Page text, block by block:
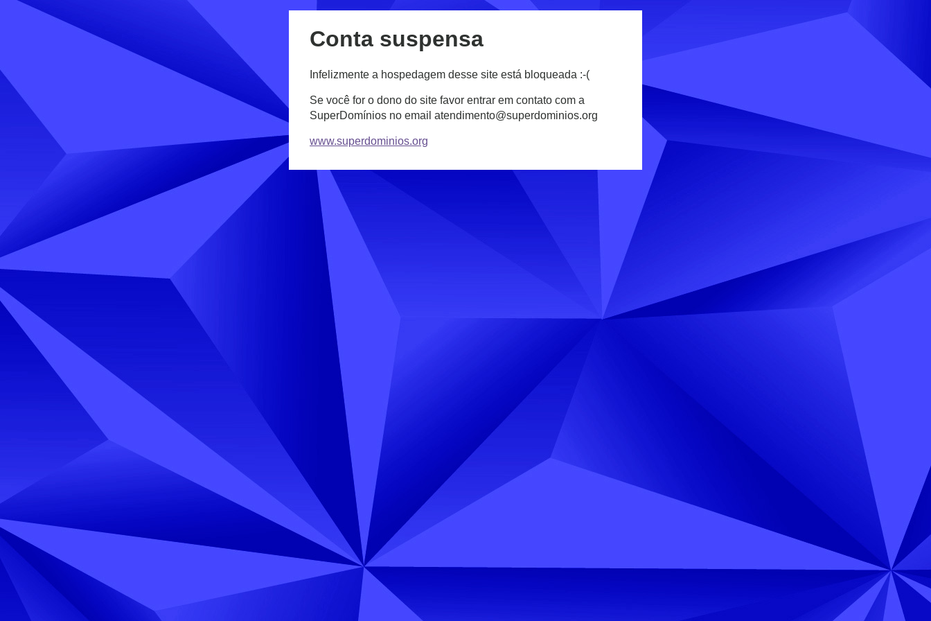
Conta suspensa
Infelizmente a hospedagem desse site está bloqueada :-(
Se você for o dono do site favor entrar em contato com a
SuperDomínios no email atendimento@superdominios.org
www.superdominios.org